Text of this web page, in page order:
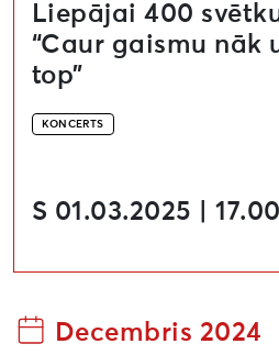
Liepājai 400
“Caur gaismu nāk
top”
KONCERTS
S 01.03.2025 | 17.00
Decembris 2024